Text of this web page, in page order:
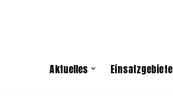
Aktuelles Einsatzgebiete